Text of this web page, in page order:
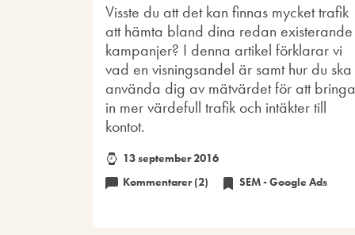
Visste du att det kan finnas mycket trafik
att hämta bland dina redan existerande
kampanjer? I denna artikel förklarar vi
vad en visningsandel är samt hur du ska
använda dig av mätvärdet för att bringa
in mer värdefull trafik och intäkter till
kontot.
13 september 2016
Kommentarer (2)
SEM - Google Ads